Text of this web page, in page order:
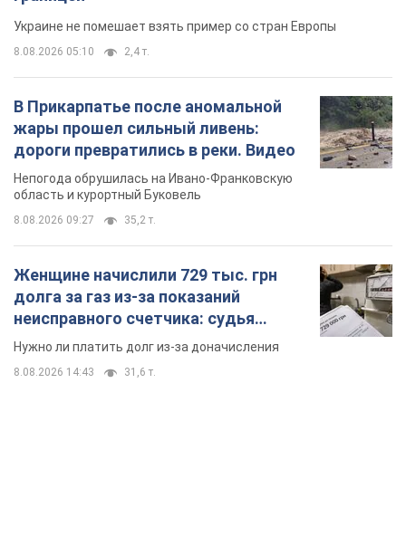
Украине не помешает взять пример со стран Европы
8.08.2026 05:10 2,4 т.
В Прикарпатье после аномальной
жары прошел сильный ливень:
дороги превратились в реки. Видео
Непогода обрушилась на Ивано-Франковскую
область и курортный Буковель
8.08.2026 09:27 35,2 т.
Женщине начислили 729 тыс. грн
долга за газ из-за показаний
неисправного счетчика: судья
вынес неожиданное решение
Нужно ли платить долг из-за доначисления
8.08.2026 14:43 31,6 т.